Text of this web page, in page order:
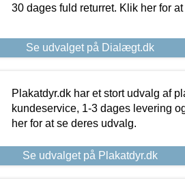
30 dages fuld returret. Klik her for
Se udvalget på Dialægt.dk
Plakatdyr.dk har et stort udvalg af
kundeservice, 1-3 dages levering
her for at se deres udvalg.
Se udvalget på Plakatdyr.dk